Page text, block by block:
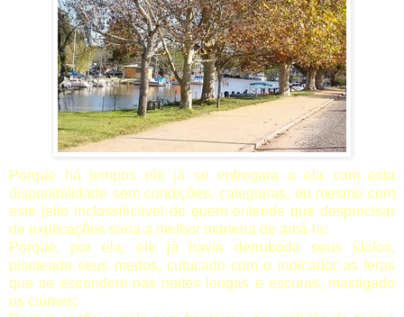
Porque há tempos ele já se entregara a ela com esta
disponibilidade sem condições, categorias, ou mesmo com
este jeito inclassificável de quem entende que desprecisar
de explicações seria a melhor maneira de amá-la;
Porque, por ela, ele já havia derrubado seus ídolos,
pisoteado seus medos, cutucado com o indicador as feras
que se escondem nas noites longas e escuras, mastigado
os ciúmes;